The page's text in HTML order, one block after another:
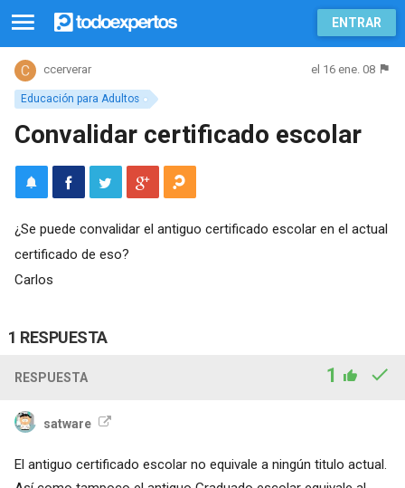
ENTRAR
Educación para Adultos
ccerverar el 16 ene. 08
Convalidar certificado escolar
¿Se puede convalidar el antiguo certificado escolar en el actual
certificado de eso?
Carlos
1 RESPUESTA
RESPUESTA 1
satware
El antiguo certificado escolar no equivale a ningún titulo actual.